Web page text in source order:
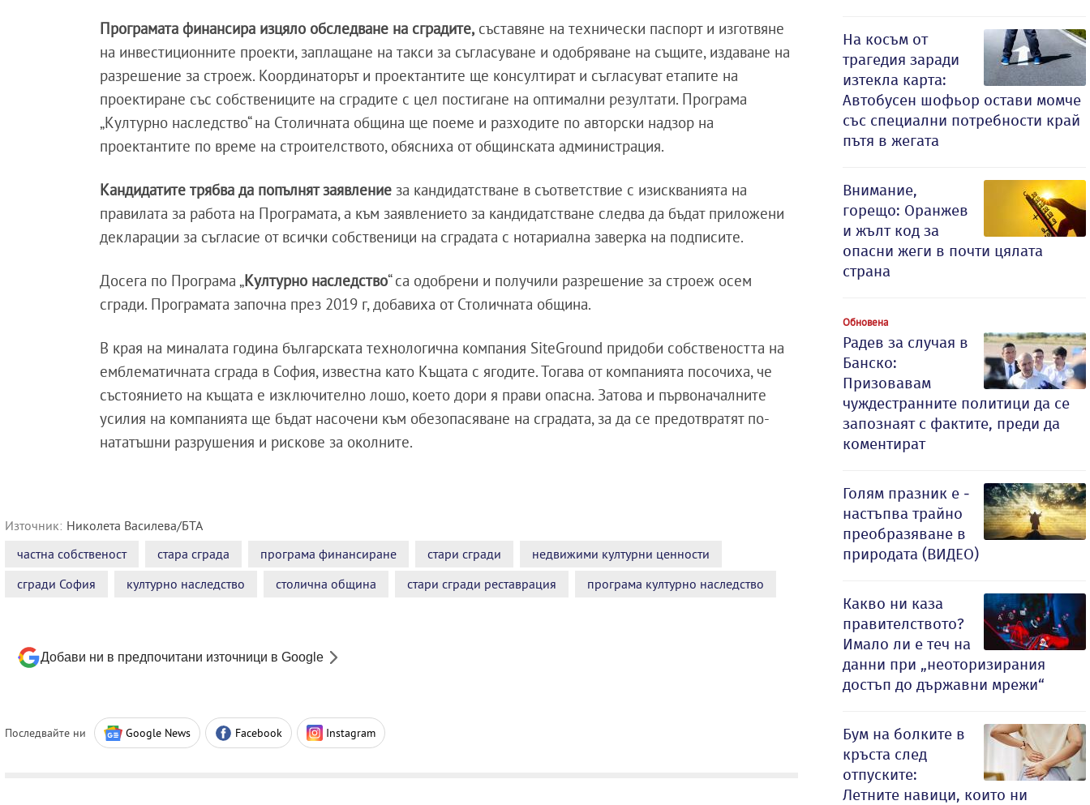
Програмата финансира изцяло обследване на сградите, съставяне на технически паспорт и изготвяне
на инвестиционните проекти, заплащане на такси за съгласуване и одобряване на същите, издаване на
разрешение за строеж. Координаторът и проектантите ще консултират и съгласуват етапите на
проектиране със собствениците на сградите с цел постигане на оптимални резултати. Програма
„Културно наследство“ на Столичната община ще поеме и разходите по авторски надзор на
проектантите по време на строителството, обясниха от общинската администрация.
Кандидатите трябва да попълнят заявление за кандидатстване в съответствие с изискванията на
правилата за работа на Програмата, а към заявлението за кандидатстване следва да бъдат приложени
декларации за съгласие от всички собственици на сградата с нотариална заверка на подписите.
Досега по Програма „Културно наследство“ са одобрени и получили разрешение за строеж осем
сгради. Програмата започна през 2019 г, добавиха от Столичната община.
В края на миналата година българската технологична компания SiteGround придоби собствеността на
емблематичната сграда в София, известна като Къщата с ягодите. Тогава от компанията посочиха, че
състоянието на къщата е изключително лошо, което дори я прави опасна. Затова и първоначалните
усилия на компанията ще бъдат насочени към обезопасяване на сградата, за да се предотвратят по-
нататъшни разрушения и рискове за околните.
Източник: Николета Василева/БТА
частна собственост
стара сграда програма финансиране стари сгради
недвижими културни ценности
сгради София
културно наследство столична община стари сгради реставрация програма културно наследство
Добави ни в предпочитани източници в Google
Последвайте ни Google News Facebook Instagram
На косъм от
трагедия заради
изтекла карта:
Автобусен шофьор остави момче
със специални потребности край
пътя в жегата
Внимание,
горещо: Оранжев
и жълт код за
опасни жеги в почти цялата
страна
Обновена
Радев за случая в
Банско:
Призовавам
чуждестранните политици да се
запознаят с фактите, преди да
коментират
Голям празник е -
настъпва трайно
преобразяване в
природата (ВИДЕО)
Какво ни каза
правителството?
Имало ли е теч на
данни при „неоторизирания
достъп до държавни мрежи“
Бум на болките в
кръста след
отпуските:
Летните навици, които ни